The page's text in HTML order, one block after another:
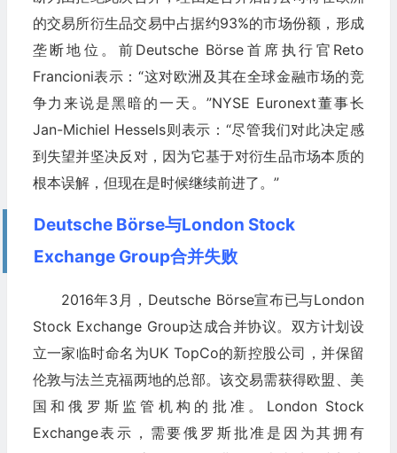
的交易所衍生品交易中占据约93%的市场份额，形成
垄断地位。前Deutsche Börse首席执行官Reto
Francioni表示：“这对欧洲及其在全球金融市场的竞
争力来说是黑暗的一天。”NYSE Euronext董事长
Jan-Michiel Hessels则表示：“尽管我们对此决定感
到失望并坚决反对，因为它基于对衍生品市场本质的
根本误解，但现在是时候继续前进了。”
Deutsche Börse与London Stock
Exchange Group合并失败
2016年3月，Deutsche Börse宣布已与London
Stock Exchange Group达成合并协议。双方计划设
立一家临时命名为UK TopCo的新控股公司，并保留
伦敦与法兰克福两地的总部。该交易需获得欧盟、美
国和俄罗斯监管机构的批准。London Stock
Exchange表示，需要俄罗斯批准是因为其拥有